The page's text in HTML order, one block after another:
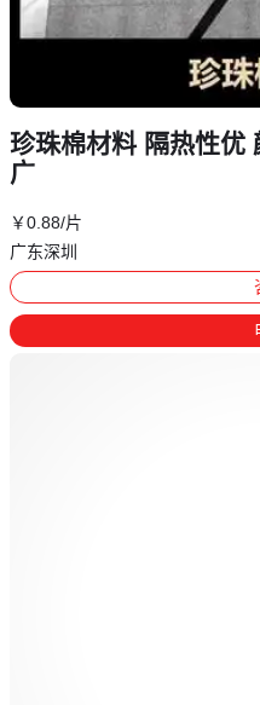
珍珠棉材料 隔热性优
广
￥0 .88/片
广东深圳